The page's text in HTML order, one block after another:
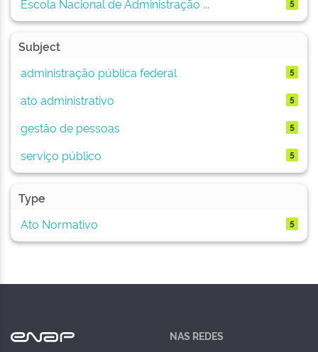
Escola Nacional de Administração ...
5
Subject
administração pública federal
5
ato administrativo 5
gestão de pessoas 5
serviço público 5
Type
Ato Normativo
5
NAS REDES